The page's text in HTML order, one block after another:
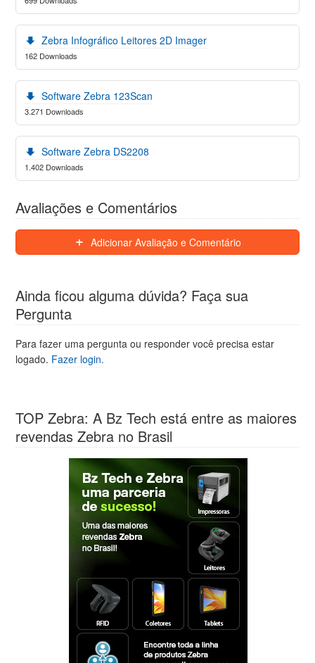
Zebra Infográfico Leitores 2D Imager
162 Downloads
Software Zebra 123Scan
3.271 Downloads
Software Zebra DS2208
1.402 Downloads
Avaliações e Comentários
Adicionar Avaliação e Comentário
Ainda ficou alguma dúvida? Faça sua
Pergunta
Para fazer uma pergunta ou responder você precisa estar
logado. Fazer login.
TOP Zebra: A Bz Tech está entre as maiores
revendas Zebra no Brasil